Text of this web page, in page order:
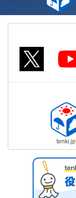
tenki.jp